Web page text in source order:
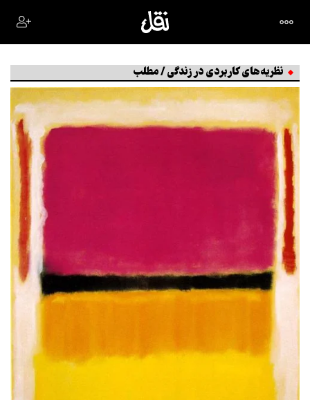
نظریه‌های کاربردی در زندگی / مطلب